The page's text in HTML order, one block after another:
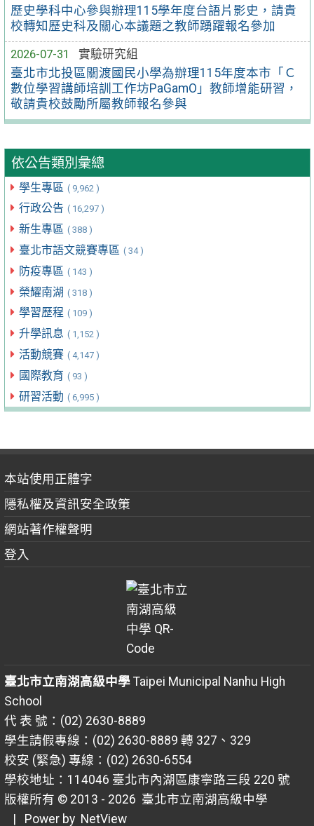
歷史學科中心參與辦理115學年度台語片影史，請貴
校轉知歷史科及關心本議題之教師踴躍報名參加
2026-07-31
實驗研究組
臺北市北投區關渡國民小學為辦理115年度本市「Ｃ
數位學習講師培訓工作坊PaGamO」教師增能研習，
敬請貴校鼓勵所屬教師報名參與
依公告類別彙總
學生專區 ( 9,962 )
行政公告 ( 16,297 )
新生專區 ( 388 )
臺北市語文競賽專區 ( 34 )
防疫專區 ( 143 )
榮耀南湖 ( 318 )
學習歷程 ( 109 )
升學訊息 ( 1,152 )
活動競賽 ( 4,147 )
國際教育 ( 93 )
研習活動 ( 6,995 )
本站使用正體字
隱私權及資訊安全政策
網站著作權聲明
登入
臺北市立南湖高級中學Taipei Municipal Nanhu High
School
代 表 號：(02) 2630-8889
學生請假專線：(02) 2630-8889 轉 327、329
校安 (緊急) 專線：(02) 2630-6554
學校地址：114046 臺北市內湖區康寧路三段 220 號
版權所有 © 2013 - 2026 臺北市立南湖高級中學
| Power by NetView